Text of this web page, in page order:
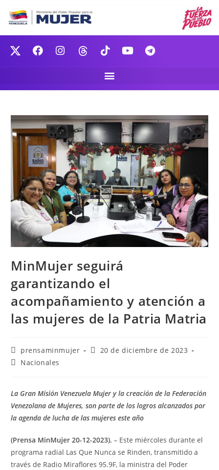
MinMujer seguirá
garantizando el
acompañamiento y atención a
las mujeres de la Patria Matria
prensaminmujer
20 de diciembre de 2023
Nacionales
La Gran Misión Venezuela Mujer y la creación de la Federación
Venezolana de Mujeres, son parte de los logros alcanzados por
la agenda de lucha de las mujeres este año
(Prensa MinMujer 20-12-2023).– Este miércoles durante el
programa radial Las Que Nunca se Rinden, transmitido a
través de Radio Miraflores 95.9F, la ministra del Poder